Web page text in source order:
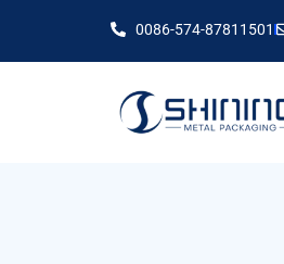
0086-574-87811501